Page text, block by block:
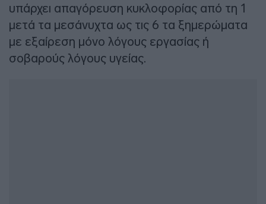
υπάρχει απαγόρευση κυκλοφορίας από τη 1
μετά τα μεσάνυχτα ως τις 6 τα ξημερώματα
με εξαίρεση μόνο λόγους εργασίας ή
σοβαρούς λόγους υγείας.